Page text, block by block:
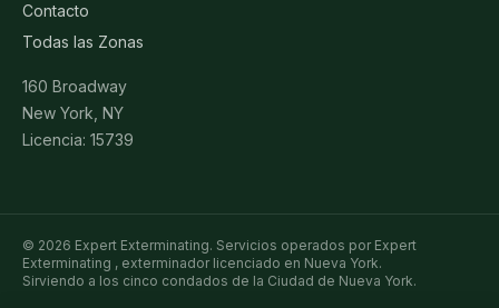
Contacto
Todas las Zonas
160 Broadway
New York, NY
Licencia: 15739
© 2026 Expert Exterminating. Servicios operados por Expert
Exterminating , exterminador licenciado en Nueva York.
Sirviendo a los cinco condados de la Ciudad de Nueva York.